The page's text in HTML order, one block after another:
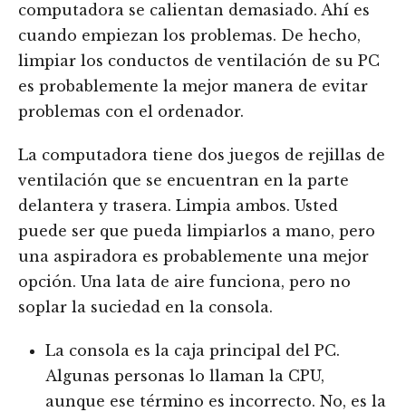
computadora se calientan demasiado. Ahí es
cuando empiezan los problemas. De hecho,
limpiar los conductos de ventilación de su PC
es probablemente la mejor manera de evitar
problemas con el ordenador.
La computadora tiene dos juegos de rejillas de
ventilación que se encuentran en la parte
delantera y trasera. Limpia ambos. Usted
puede ser que pueda limpiarlos a mano, pero
una aspiradora es probablemente una mejor
opción. Una lata de aire funciona, pero no
soplar la suciedad en la consola.
La consola es la caja principal del PC.
Algunas personas lo llaman la CPU,
aunque ese término es incorrecto. No, es la